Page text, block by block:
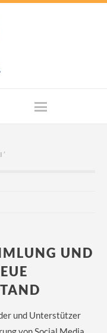
’
UND
und Unterstützer